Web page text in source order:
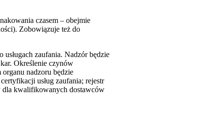
czasem – obejmie
Zobowiązuje też do
zaufania. Nadzór będzie
Określenie czynów
nadzoru będzie
usług zaufania; rejestr
dla kwalifikowanych dostawców